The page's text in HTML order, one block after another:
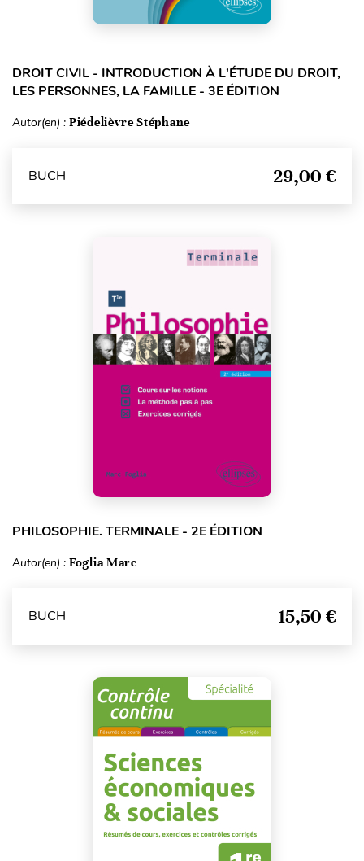
DROIT CIVIL - INTRODUCTION À L'ÉTUDE DU DROIT,
LES PERSONNES, LA FAMILLE - 3E ÉDITION
Autor(en) : Piédelièvre Stéphane
BUCH 29,00 €
PHILOSOPHIE. TERMINALE - 2E ÉDITION
Autor(en) : Foglia Marc
BUCH 15,50 €